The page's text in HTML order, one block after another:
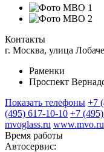
Контакты
г. Москва, улица
Раменки
Проспект
Показать телефоны +7
(495) 617-10-10 +7
mvoglass.ru www.mvo.ru
Время работы
Автосервис: